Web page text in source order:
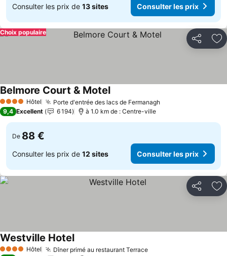
Consulter les prix de 13 sites Consulter les prix
Partager
Choix populaire
4 Étoiles Hôtel Porte d'entrée des lacs de FermanaghConsulter les prix
Belmore Court & MotelConsulter les prix
9,4 Excellent 6 194 à 1.0 km de : Centre-ville
De 88 €
Consulter les prix de 12 sites Consulter les prix
Partager
4 Étoiles Hôtel Dîner primé au restaurant TerraceConsulter les prix
Westville HotelConsulter les prix